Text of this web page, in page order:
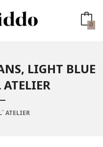
0
LIGHT BLUE
ATELIER